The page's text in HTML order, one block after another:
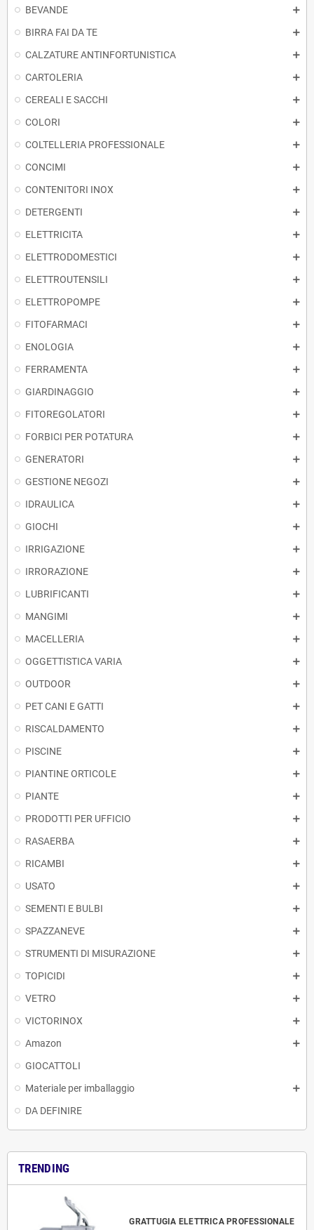
BEVANDE
BIRRA FAI DA TE
CALZATURE ANTINFORTUNISTICA
CARTOLERIA
CEREALI E SACCHI
COLORI
COLTELLERIA PROFESSIONALE
CONCIMI
CONTENITORI INOX
DETERGENTI
ELETTRICITA
ELETTRODOMESTICI
ELETTROUTENSILI
ELETTROPOMPE
FITOFARMACI
ENOLOGIA
FERRAMENTA
GIARDINAGGIO
FITOREGOLATORI
FORBICI PER POTATURA
GENERATORI
GESTIONE NEGOZI
IDRAULICA
GIOCHI
IRRIGAZIONE
IRRORAZIONE
LUBRIFICANTI
MANGIMI
MACELLERIA
OGGETTISTICA VARIA
OUTDOOR
PET CANI E GATTI
RISCALDAMENTO
PISCINE
PIANTINE ORTICOLE
PIANTE
PRODOTTI PER UFFICIO
RASAERBA
RICAMBI
USATO
SEMENTI E BULBI
SPAZZANEVE
STRUMENTI DI MISURAZIONE
TOPICIDI
VETRO
VICTORINOX
Amazon
GIOCATTOLI
Materiale per imballaggio
DA DEFINIRE
TRENDING
GRATTUGIA ELETTRICA PROFESSIONALE